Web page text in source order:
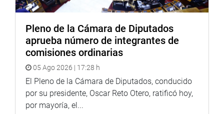
legisladores miembros de la comisión Lava Jato. (JSR)
PRENSA CONGRESO
Puede encontrar más información en nuestra página web
y redes sociales.
http://www.congreso.gob.pe/
Pleno de la Cámara de Diputados
aprueba número de integrantes de
comisiones ordinarias
05 Ago 2026 | 17:28 h
El Pleno de la Cámara de Diputados, conducido
por su presidente, Oscar Reto Otero, ratificó hoy,
por mayoría, el...